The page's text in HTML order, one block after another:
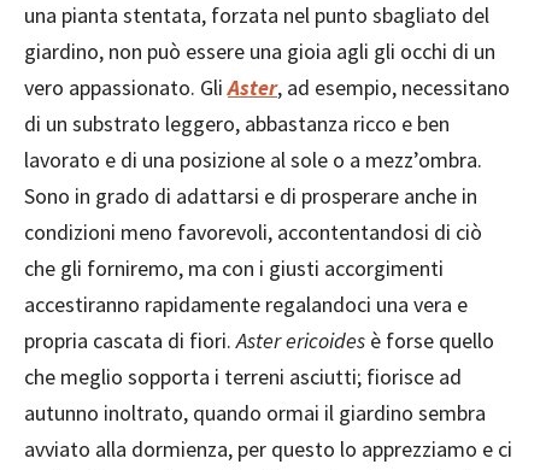
una pianta stentata, forzata nel punto sbagliato del
giardino, non può essere una gioia agli gli occhi di un
vero appassionato. GliAster, ad esempio, necessitano
di un substrato leggero, abbastanza ricco e ben
lavorato e di una posizione al sole o a mezz’ombra.
Sono in grado di adattarsi e di prosperare anche in
condizioni meno favorevoli, accontentandosi di ciò
che gli forniremo, ma con i giusti accorgimenti
accestiranno rapidamente regalandoci una vera e
propria cascata di fiori.Aster ericoides è forse quello
che meglio sopporta i terreni asciutti; fiorisce ad
autunno inoltrato, quando ormai il giardino sembra
avviato alla dormienza, per questo lo apprezziamo e ci